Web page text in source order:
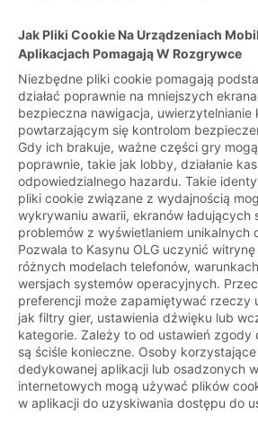
Jak Pliki Cookie Na Urządzeniach
Aplikacjach Pomagają W Rozgrywce
Niezbędne pliki cookie pomagają
działać poprawnie na mniejszych
bezpieczna nawigacja, uwierzytelnianie
powtarzającym się kontrolom
Gdy ich brakuje, ważne części gry mogą
poprawnie, takie jak lobby, działanie
odpowiedzialnego hazardu. Takie
pliki cookie związane z wydajnością
wykrywaniu awarii, ekranów ładujących
problemów z wyświetlaniem unikalnych
Pozwala to Kasynu OLG uczynić
różnych modelach telefonów,
wersjach systemów operacyjnych.
preferencji może zapamiętywać rzeczy
jak filtry gier, ustawienia dźwięku lub
kategorie. Zależy to od ustawień zgody
są ściśle konieczne. Osoby
dedykowanej aplikacji lub osadzonych
internetowych mogą używać plików
w aplikacji do uzyskiwania dostępu do